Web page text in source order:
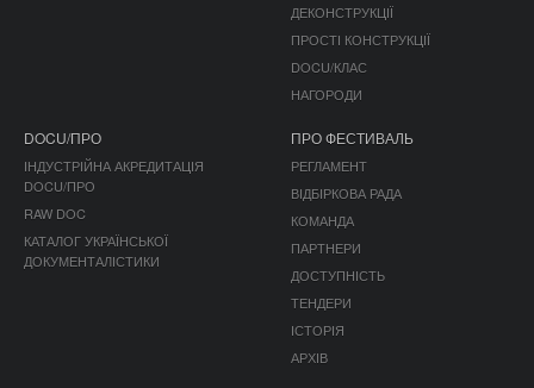
ДЕКОНСТРУКЦІЇ
ПРОСТІ КОНСТРУКЦІЇ
DOCU/КЛАС
НАГОРОДИ
DOCU/ПРО
ІНДУСТРІЙНА АКРЕДИТАЦІЯ
DOCU/ПРО
RAW DOC
КАТАЛОГ УКРАЇНСЬКОЇ
ДОКУМЕНТАЛІСТИКИ
ПРО ФЕСТИВАЛЬ
РЕГЛАМЕНТ
ВІДБІРКОВА РАДА
КОМАНДА
ПАРТНЕРИ
ДОСТУПНІСТЬ
ТЕНДЕРИ
ІСТОРІЯ
АРХІВ